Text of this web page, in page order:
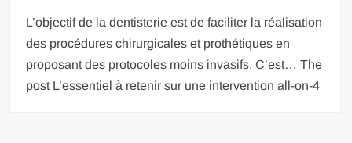
L’objectif de la dentisterie est de faciliter la réalisation
des procédures chirurgicales et prothétiques en
proposant des protocoles moins invasifs. C’est… The
post L’essentiel à retenir sur une intervention all-on-4